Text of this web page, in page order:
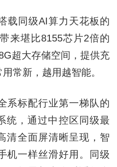
同级AI算力天花板的
来堪比8155芯片2倍的
超大存储空间，提供充
常新，越用越智能。
标配行业第一梯队的
统，通过中控区同级最
清全面屏清晰呈现，智
机一样丝滑好用。同级